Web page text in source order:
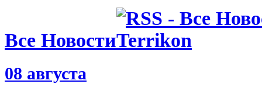
06.08.26 09:39
Испания
Все Новости
08 августа